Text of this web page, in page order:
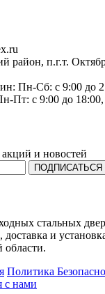
п.г.т.
Пн-Сб: с 9:00 до
Пт: с 9:00 до
и новостей
ПОДПИСАТЬСЯ
стальных
и
Политика
с нами